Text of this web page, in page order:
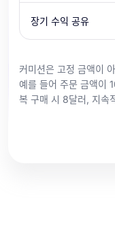
장기 수익 공유
커미션은 고정 금액이
예를 들어 주문 금액이
복 구매 시 8달러, 지속